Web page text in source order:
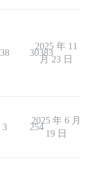
38 30383
2025 年 11
月 23 日
3 254
2025 年 6 月
19 日